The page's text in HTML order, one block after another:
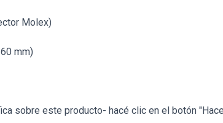
Molex)
mm)
sobre este producto- hacé clic en el botón